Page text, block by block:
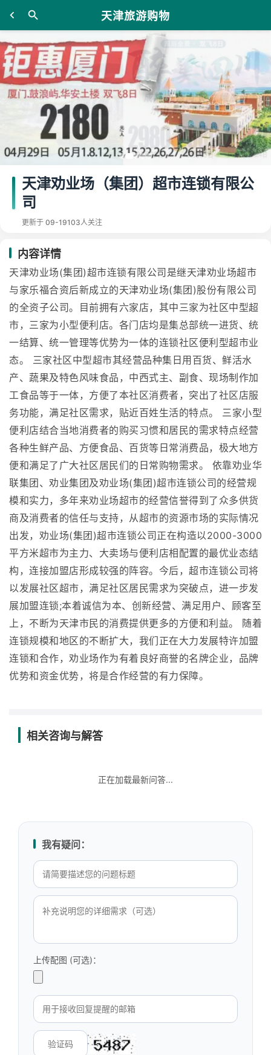
天津旅游购物
天津劝业场（集团）超市连锁有限公
司
更新于 09-19103人关注
内容详情
天津劝业场(集团)超市连锁有限公司是继天津劝业场超市
与家乐福合资后新成立的天津劝业场(集团)股份有限公司
的全资子公司。目前拥有六家店，其中三家为社区中型超
市，三家为小型便利店。各门店均是集总部统一进货、统
一结算、统一管理等优势为一体的连锁社区便利型超市业
态。 三家社区中型超市其经营品种集日用百货、鲜活水
产、蔬果及特色风味食品，中西式主、副食、现场制作加
工食品等于一体，方便了本社区消费者，突出了社区店服
务功能，满足社区需求，贴近百姓生活的特点。 三家小型
便利店结合当地消费者的购买习惯和居民的需求特点经营
各种生鲜产品、方便食品、百货等日常消费品，极大地方
便和满足了广大社区居民们的日常购物需求。 依靠劝业华
联集团、劝业集团及劝业场(集团)超市连锁公司的经营规
模和实力，多年来劝业场超市的经营信誉得到了众多供货
商及消费者的信任与支持，从超市的资源市场的实际情况
出发，劝业场(集团)超市连锁公司正在构造以2000-3000
平方米超市为主力、大卖场与便利店相配置的最优业态结
构，连接加盟店形成较强的阵容。今后，超市连锁公司将
以发展社区超市，满足社区居民需求为突破点，进一步发
展加盟连锁;本着诚信为本、创新经营、满足用户、顾客至
上，不断为天津市民的消费提供更多的方便和利益。 随着
连锁规模和地区的不断扩大，我们正在大力发展特许加盟
连锁和合作，劝业场作为有着良好商誉的名牌企业，品牌
优势和资金优势，将是合作经营的有力保障。
相关咨询与解答
正在加载最新问答...
我有疑问：
上传配图 (可选)：